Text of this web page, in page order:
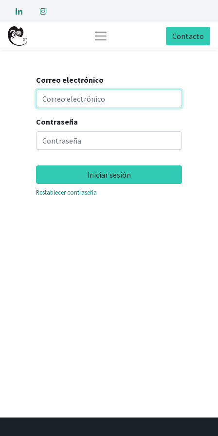
Contacto
Correo electrónico
Contraseña
Iniciar sesión
Restablecer contraseña